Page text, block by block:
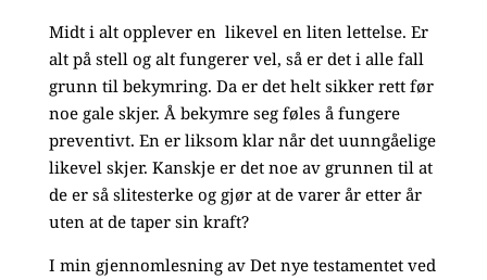
Midt i alt opplever en likevel en liten lettelse. Er
alt på stell og alt fungerer vel, så er det i alle fall
grunn til bekymring. Da er det helt sikker rett før
noe gale skjer. Å bekymre seg føles å fungere
preventivt. En er liksom klar når det uunngåelige
likevel skjer. Kanskje er det noe av grunnen til at
de er så slitesterke og gjør at de varer år etter år
uten at de taper sin kraft?
I min gjennomlesning av Det nye testamentet ved